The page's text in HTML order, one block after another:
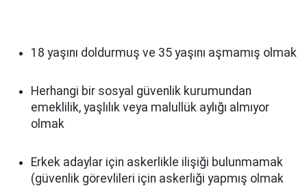
18 yaşını doldurmuş ve 35 yaşını aşmamış olmak
Herhangi bir sosyal güvenlik kurumundan
emeklilik, yaşlılık veya malullük aylığı almıyor
olmak
Erkek adaylar için askerlikle ilişiği bulunmamak
(güvenlik görevlileri için askerliği yapmış olmak